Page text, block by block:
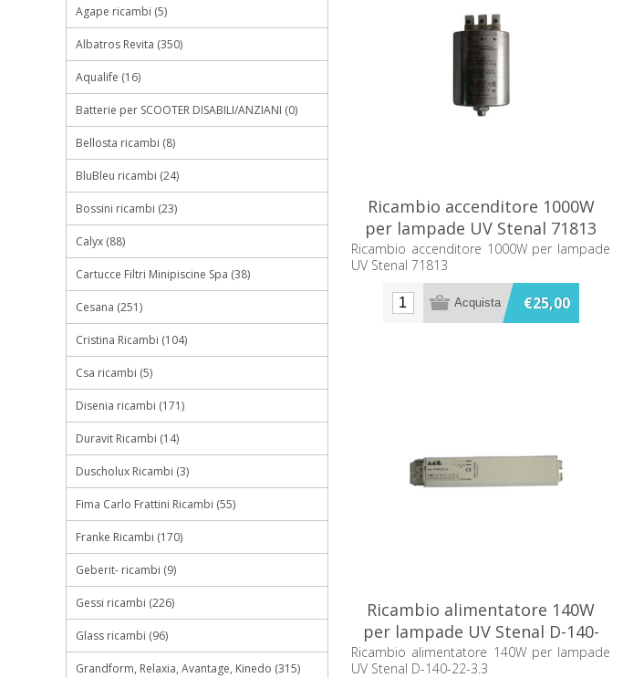
Ricambio accenditore 1000W
per lampade UV Stenal 71813
Ricambio accenditore 1000W per lampade
UV Stenal 71813
€25,00
Ricambio alimentatore 140W
per lampade UV Stenal D-140-
22-3.3
Ricambio alimentatore 140W per lampade
UV Stenal D-140-22-3.3
Agape ricambi (5)
Albatros Revita (350)
Aqualife (16)
Batterie per SCOOTER DISABILI/ANZIANI (0)
Bellosta ricambi (8)
BluBleu ricambi (24)
Bossini ricambi (23)
Calyx (88)
Cartucce Filtri Minipiscine Spa (38)
Cesana (251)
Cristina Ricambi (104)
Csa ricambi (5)
Disenia ricambi (171)
Duravit Ricambi (14)
Duscholux Ricambi (3)
Fima Carlo Frattini Ricambi (55)
Franke Ricambi (170)
Geberit- ricambi (9)
Gessi ricambi (226)
Glass ricambi (96)
Grandform, Relaxia, Avantage, Kinedo (315)